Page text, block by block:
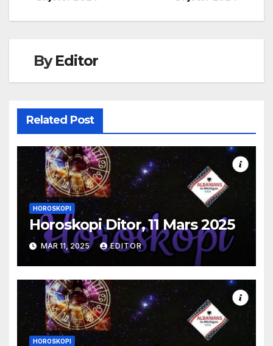
navigation
ByEditor
Related Post
HOROSKOPI
Horoskopi Ditor, 11 Mars 2025
MAR 11, 2025 EDITOR
HOROSKOPI